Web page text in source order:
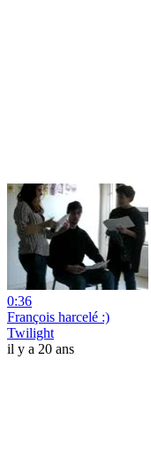
0:36
François harcelé :)
Twilight
il y a 20 ans